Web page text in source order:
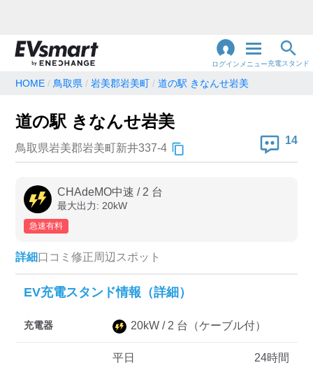
ログイン メニュー充電スタンド
地名・観光スポット・住所で検索
充電器の種類
急速充電器のみ表示
高速道路上のみ表示
認証システム
HOME 鳥取県 岩美郡岩美町 道の駅 きなんせ岩美
道の駅 きなんせ岩美
鳥取県岩美郡岩美町新井337-4
14
CHAdeMO中速 / 2 台
最大出力: 20kW
急速有料
詳細口コミ 修正周辺スポット
EV充電スタンド情報（詳細）
充電器 20kW / 2 台 （ケーブル付）
平日
24時間